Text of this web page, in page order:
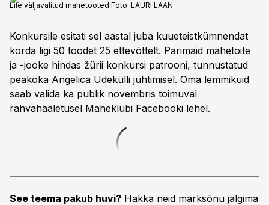
Eile väljavalitud mahetooted.Foto: LAURI LAAN
Konkursile esitati sel aastal juba kuueteistkümnendat
korda ligi 50 toodet 25 ettevõttelt. Parimaid mahetoite
ja -jooke hindas žürii konkursi patrooni, tunnustatud
peakoka Angelica Udekülli juhtimisel. Oma lemmikuid
saab valida ka publik novembris toimuval
rahvahääletusel Maheklubi Facebooki lehel.
See teema pakub huvi? Hakka neid märksõnu jälgima